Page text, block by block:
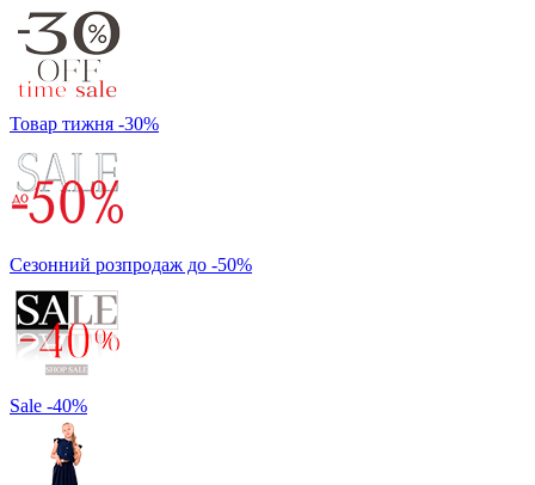
Товар тижня -30%
Сезонний розпродаж до -50%
Sale -40%